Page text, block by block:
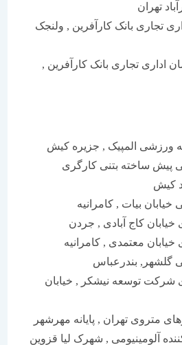
بانک کارآفرین , ولنجک
تجاری بانک کارآفرین ,
المپیک , جزیره کیش
بتنی کارگری
بیات , کامرانیه
کاج آبادی , جردن
معتمدی , کامرانیه
بندرعباس
توسعه نیشکر , خیابان
تهران , پایانه مهرشهر
, شهرک لیا قزوین